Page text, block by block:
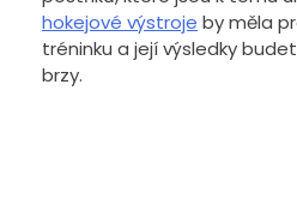
hokejové výstroje by měla
tréninku a její výsledky
brzy.